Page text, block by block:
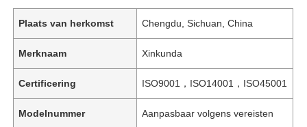
Plaats van herkomst Chengdu, Sichuan, China
Merknaam Xinkunda
Certificering ISO9001，ISO14001，ISO45001
Modelnummer Aanpasbaar volgens vereisten